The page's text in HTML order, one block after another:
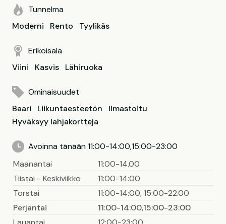
Tunnelma
Moderni
Rento Tyylikäs
Erikoisala
Viini
Kasvis Lähiruoka
Ominaisuudet
Baari
Liikuntaesteetön
Ilmastoitu
Hyväksyy lahjakortteja
Avoinna tänään 11:00-14:00,15:00-23:00
Maanantai
11:00-14.00
Tiistai - Keskiviikko
11:00-14:00
Torstai
11:00-14:00, 15:00-22.00
Perjantai
11:00-14:00,15:00-23:00